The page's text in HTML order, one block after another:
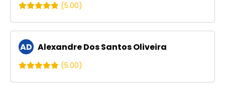
(5.00)
AD Alexandre Dos Santos Oliveira
(5.00)